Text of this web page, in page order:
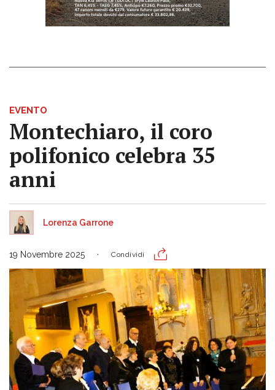
EVENTO
Montechiaro, il coro
polifonico celebra 35
anni
Lorenza Garrone
19 Novembre 2025 Condividi